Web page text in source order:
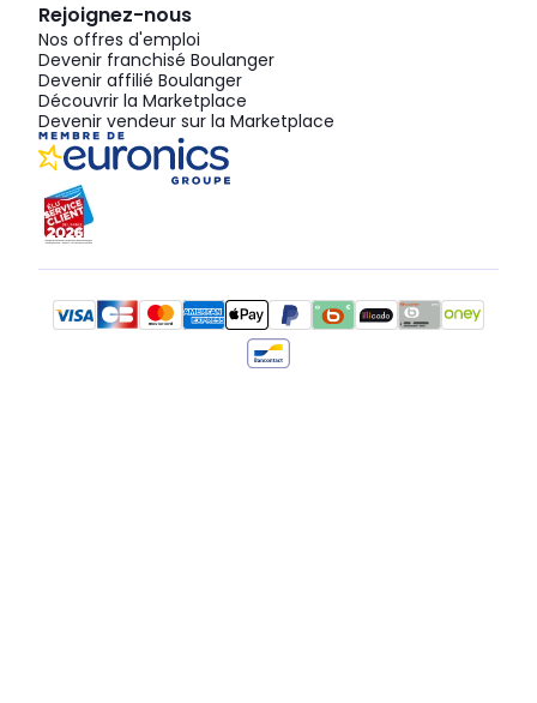
Rejoignez-nous
Nos offres d'emploi
Devenir franchisé Boulanger
Devenir affilié Boulanger
Découvrir la Marketplace
Devenir vendeur sur la Marketplace